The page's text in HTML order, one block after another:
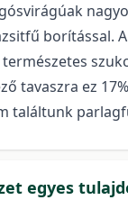
tavaszra ez
találtunk
egyes